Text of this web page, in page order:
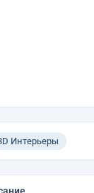
Интерьеры